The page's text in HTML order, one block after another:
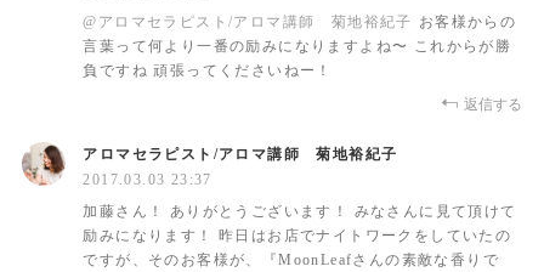
@ アロマセラピスト/アロマ講師 菊地裕紀子 お客様からの
言葉って何より一番の励みになりますよね〜 これからが勝
負ですね 頑張ってくださいねー！
返信する
アロマセラピスト/アロマ講師 菊地裕紀子
2017.03.03 23:37
加藤さん！ ありがとうございます！ みなさんに見て頂けて
励みになります！ 昨日はお店でナイトワークをしていたの
ですが、そのお客様が、『MoonLeafさんの素敵な香りで